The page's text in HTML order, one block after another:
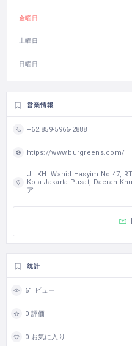
金曜日
土曜日
日曜日
営業情報
+62 859-5966-2888
https://www.burgreens.com/
Jl. KH. Wahid Hasyim No.47,
Kota Jakarta Pusat, Daerah
ア
統計
61 ビュー
0 評価
0 お気に入り